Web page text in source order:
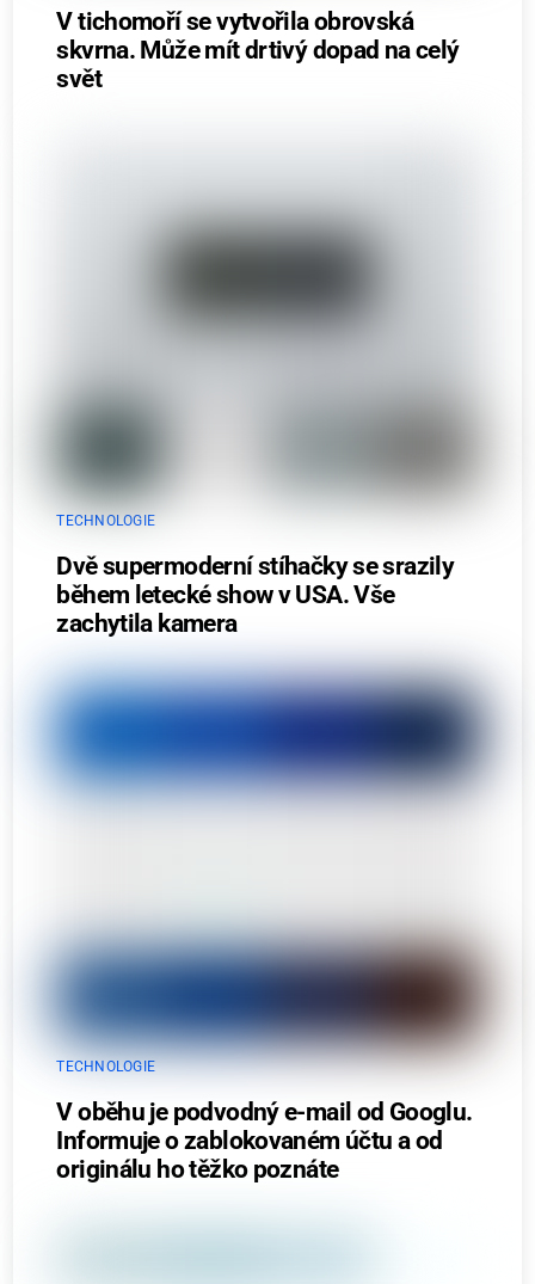
V tichomoří se vytvořila obrovská
skvrna. Může mít drtivý dopad na celý
svět
TECHNOLOGIE
Dvě supermoderní stíhačky se srazily
během letecké show v USA. Vše
zachytila kamera
TECHNOLOGIE
V oběhu je podvodný e-mail od Googlu.
Informuje o zablokovaném účtu a od
originálu ho těžko poznáte